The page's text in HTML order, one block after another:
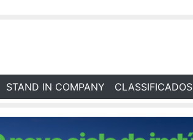
STAND IN COMPANY CLASSIFICADOS